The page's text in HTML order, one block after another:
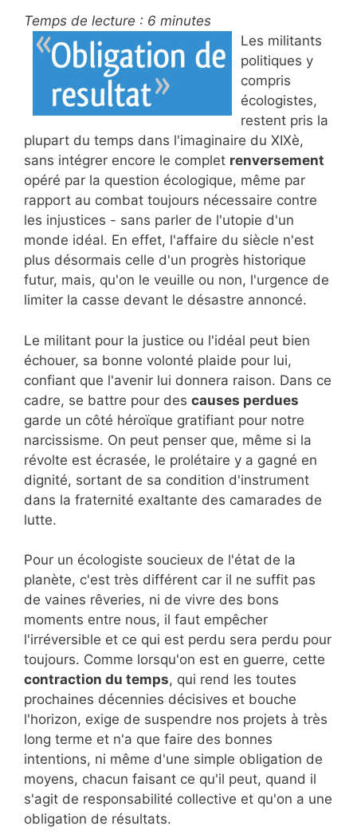
Temps de lecture : 6 minutes
Les militants
politiques y
compris
écologistes,
restent pris la
plupart du temps dans l'imaginaire du XIXè,
sans intégrer encore le complet renversement
opéré par la question écologique, même par
rapport au combat toujours nécessaire contre
les injustices - sans parler de l'utopie d'un
monde idéal. En effet, l'affaire du siècle n'est
plus désormais celle d'un progrès historique
futur, mais, qu'on le veuille ou non, l'urgence de
limiter la casse devant le désastre annoncé.
Le militant pour la justice ou l'idéal peut bien
échouer, sa bonne volonté plaide pour lui,
confiant que l'avenir lui donnera raison. Dans ce
cadre, se battre pour des causes perdues
garde un côté héroïque gratifiant pour notre
narcissisme. On peut penser que, même si la
révolte est écrasée, le prolétaire y a gagné en
dignité, sortant de sa condition d'instrument
dans la fraternité exaltante des camarades de
lutte.
Pour un écologiste soucieux de l'état de la
planète, c'est très différent car il ne suffit pas
de vaines rêveries, ni de vivre des bons
moments entre nous, il faut empêcher
l'irréversible et ce qui est perdu sera perdu pour
toujours. Comme lorsqu'on est en guerre, cette
contraction du temps, qui rend les toutes
prochaines décennies décisives et bouche
l'horizon, exige de suspendre nos projets à très
long terme et n'a que faire des bonnes
intentions, ni même d'une simple obligation de
moyens, chacun faisant ce qu'il peut, quand il
s'agit de responsabilité collective et qu'on a une
obligation de résultats.